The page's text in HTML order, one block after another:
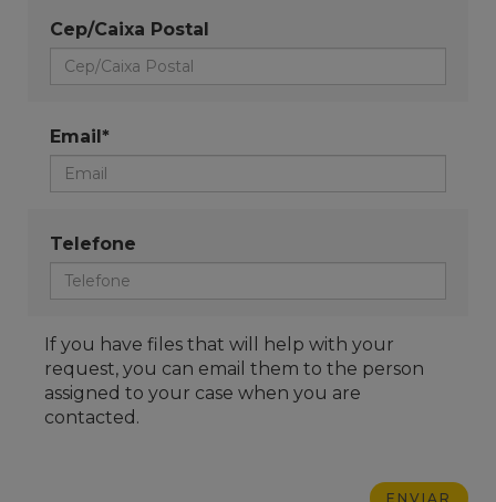
Cep/Caixa Postal
Email*
Telefone
If you have files that will help with your
request, you can email them to the person
assigned to your case when you are
contacted.